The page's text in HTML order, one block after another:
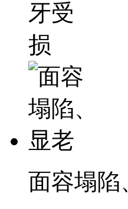
面容塌陷